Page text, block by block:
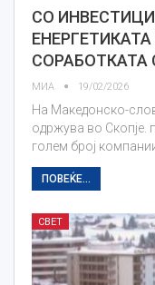
СО
СОРАБОТКАТА
МИА 19/02/2026
На Македонско-
одржува во Скопје.
голем број
ПОВЕЌЕ...
СВЕТ